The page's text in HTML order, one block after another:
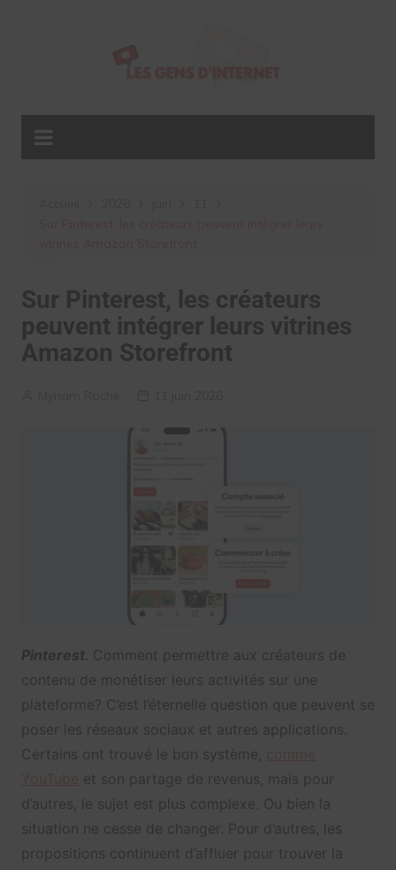
Sur Pinterest, les créateurs
peuvent intégrer leurs vitrines
Amazon Storefront
Pinterest. Comment permettre aux créateurs de
contenu de monétiser leurs activités sur une
plateforme? C’est l’éternelle question que peuvent se
poser les réseaux sociaux et autres applications.
Certains ont trouvé le bon système,
et son partage de revenus, mais pour
d’autres, le sujet est plus complexe. Ou bien la
situation ne cesse de changer. Pour d’autres, les
propositions continuent d’affluer pour trouver la